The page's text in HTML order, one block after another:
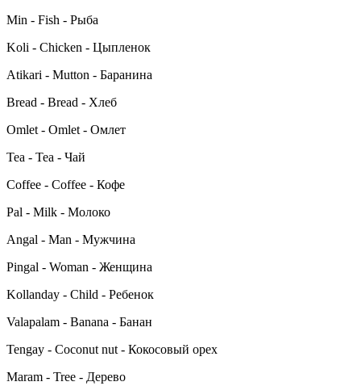
Min - Fish - Рыба
Koli - Chicken - Цыпленок
Atikari - Mutton - Баранина
Bread - Bread - Хлеб
Omlet - Omlet - Омлет
Tea - Tea - Чай
Coffee - Coffee - Кофе
Pal - Milk - Молоко
Angal - Man - Мужчина
Pingal - Woman - Женщина
Kollanday - Child - Ребенок
Valapalam - Banana - Банан
Tengay - Coconut nut - Кокосовый орех
Maram - Tree - Дерево